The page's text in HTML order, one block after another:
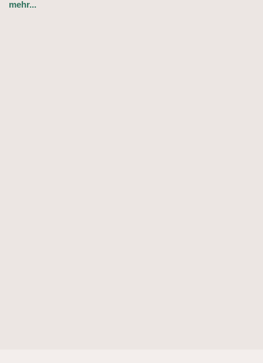
mehr...